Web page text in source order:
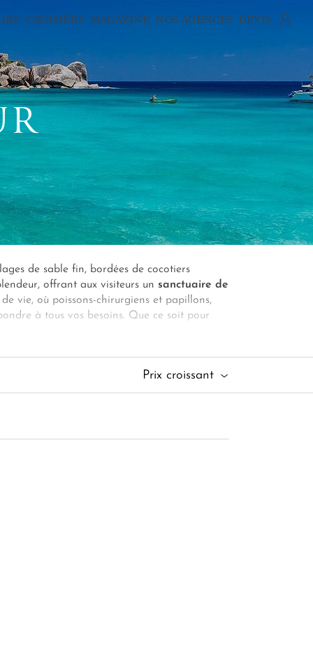
CROISIÈRE MAGAZINE NOS AGENCES DEVIS
de sable fin, bordées de cocotiers
offrant aux visiteurs un sanctuaire de
vie, où poissons-chirurgiens et papillons,
à tous vos besoins. Que ce soit pour
à ce que votre expérience soit
Prix croissant